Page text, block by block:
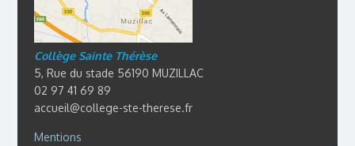
Collège Sainte Thérèse
5, Rue du stade 56190 MUZILLAC
02 97 41 69 89
accueil@college-ste-therese.fr
Mentions